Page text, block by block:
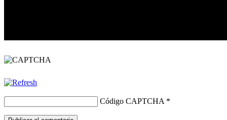
Código CAPTCHA *